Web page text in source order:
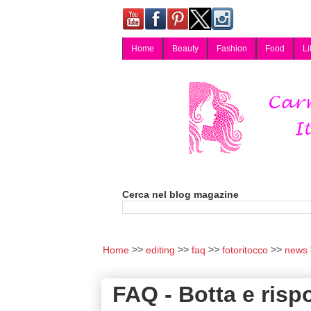
Home Beauty Fashion Food
Cerca nel blog magazine
Home editing faq fotoritocco news
FAQ - Botta e